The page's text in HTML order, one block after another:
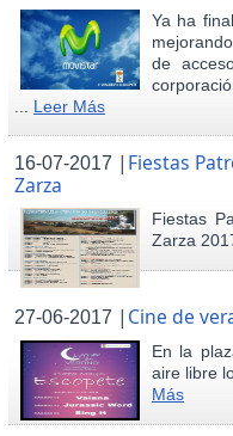
Ya ha
de
Leer Más
16-07-2017 | Fiestas
Zarza
Fiestas
Zarza
27-06-2017 | Cine de
En la
aire libre
Más